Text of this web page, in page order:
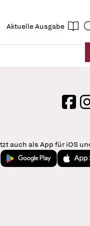
Aktuelle Ausgabe
login
auch als App für iOS
Jetzt bei Google Play
Laden